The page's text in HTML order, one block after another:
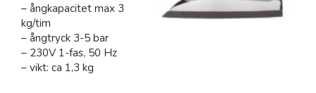
– ångkapacitet max 3
kg/tim
– ångtryck 3-5 bar
– 230V 1-fas, 50 Hz
– vikt: ca 1,3 kg